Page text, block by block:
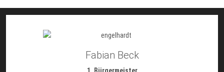
Fabian Beck